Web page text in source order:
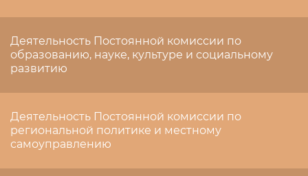
Деятельность Постоянной комиссии по
образованию, науке, культуре и социальному
развитию
Деятельность Постоянной комиссии по
региональной политике и местному
самоуправлению